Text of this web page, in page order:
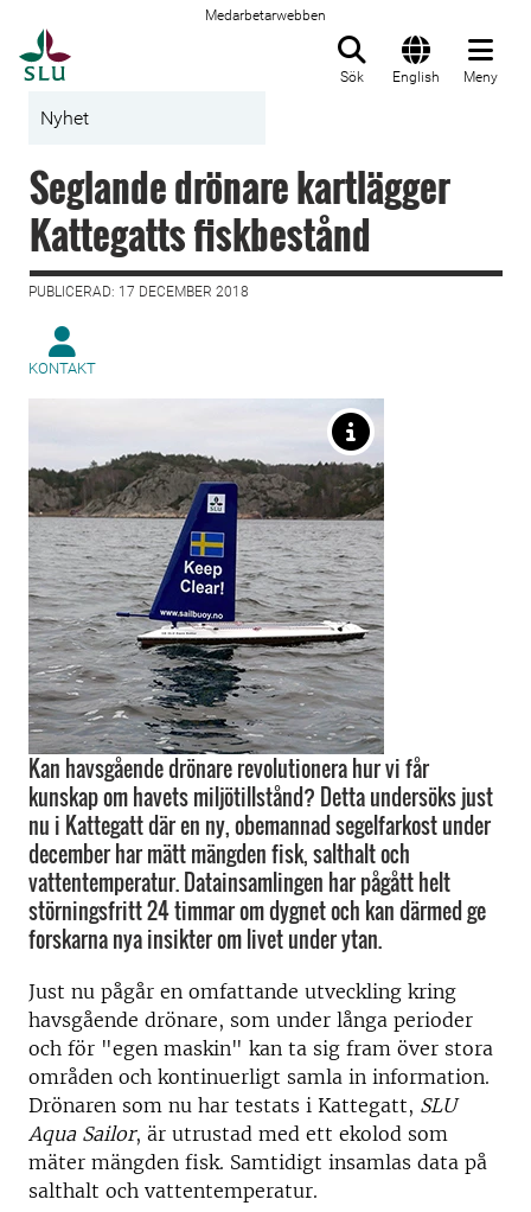
Medarbetarwebben
Sök English Meny
Nyhet
Seglande drönare kartlägger
Kattegatts fiskbestånd
PUBLICERAD: 17 DECEMBER 2018
KONTAKT
Kan havsgående drönare revolutionera hur vi får
kunskap om havets miljötillstånd? Detta undersöks just
nu i Kattegatt där en ny, obemannad segelfarkost under
december har mätt mängden fisk, salthalt och
vattentemperatur. Datainsamlingen har pågått helt
störningsfritt 24 timmar om dygnet och kan därmed ge
forskarna nya insikter om livet under ytan.
Just nu pågår en omfattande utveckling kring
havsgående drönare, som under långa perioder
och för "egen maskin" kan ta sig fram över stora
områden och kontinuerligt samla in information.
Drönaren som nu har testats i Kattegatt, SLU
Aqua Sailor, är utrustad med ett ekolod som
mäter mängden fisk. Samtidigt insamlas data på
salthalt och vattentemperatur.